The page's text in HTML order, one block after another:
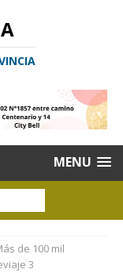
MENU
de 100 mil
3